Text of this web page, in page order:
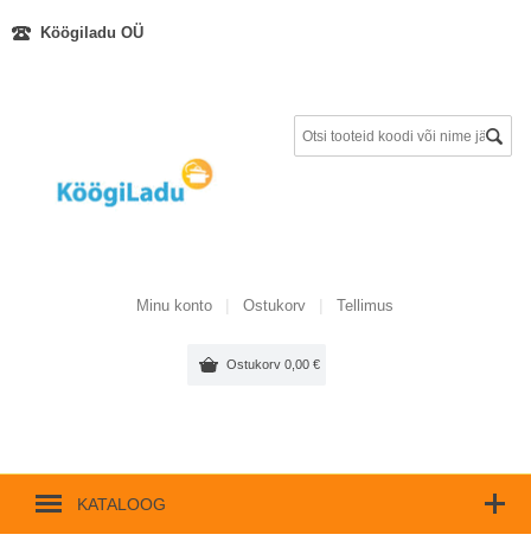
Köögiladu OÜ
Ostukorv 0,00€
Minu konto Ostukorv Tellimus
KATALOOG